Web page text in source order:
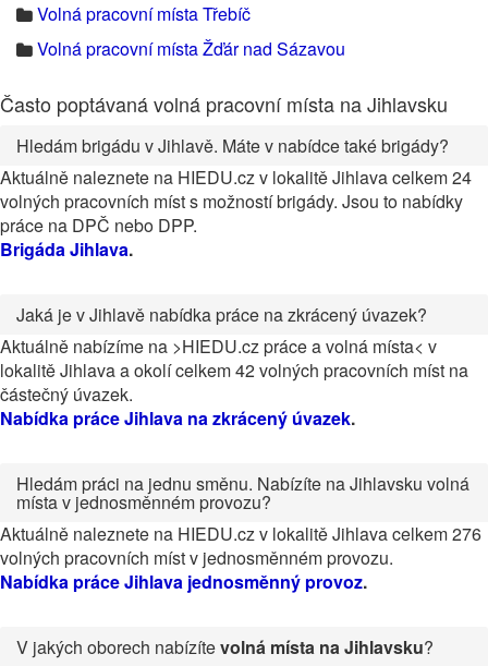
Volná pracovní místa Třebíč
Volná pracovní místa Žďár nad Sázavou
Často poptávaná volná pracovní místa na Jihlavsku
Hledám brigádu v Jihlavě. Máte v nabídce také brigády?
Aktuálně naleznete na HIEDU.cz v lokalitě Jihlava celkem 24
volných pracovních míst s možností brigády. Jsou to nabídky
práce na DPČ nebo DPP.
Brigáda Jihlava.
Jaká je v Jihlavě nabídka práce na zkrácený úvazek?
Aktuálně nabízíme na >HIEDU.cz práce a volná místa< v
lokalitě Jihlava a okolí celkem 42 volných pracovních míst na
částečný úvazek.
Nabídka práce Jihlava na zkrácený úvazek.
Hledám práci na jednu směnu. Nabízíte na Jihlavsku volná
místa v jednosměnném provozu?
Aktuálně naleznete na HIEDU.cz v lokalitě Jihlava celkem 276
volných pracovních míst v jednosměnném provozu.
Nabídka práce Jihlava jednosměnný provoz.
V jakých oborech nabízítevolná místa na Jihlavsku?